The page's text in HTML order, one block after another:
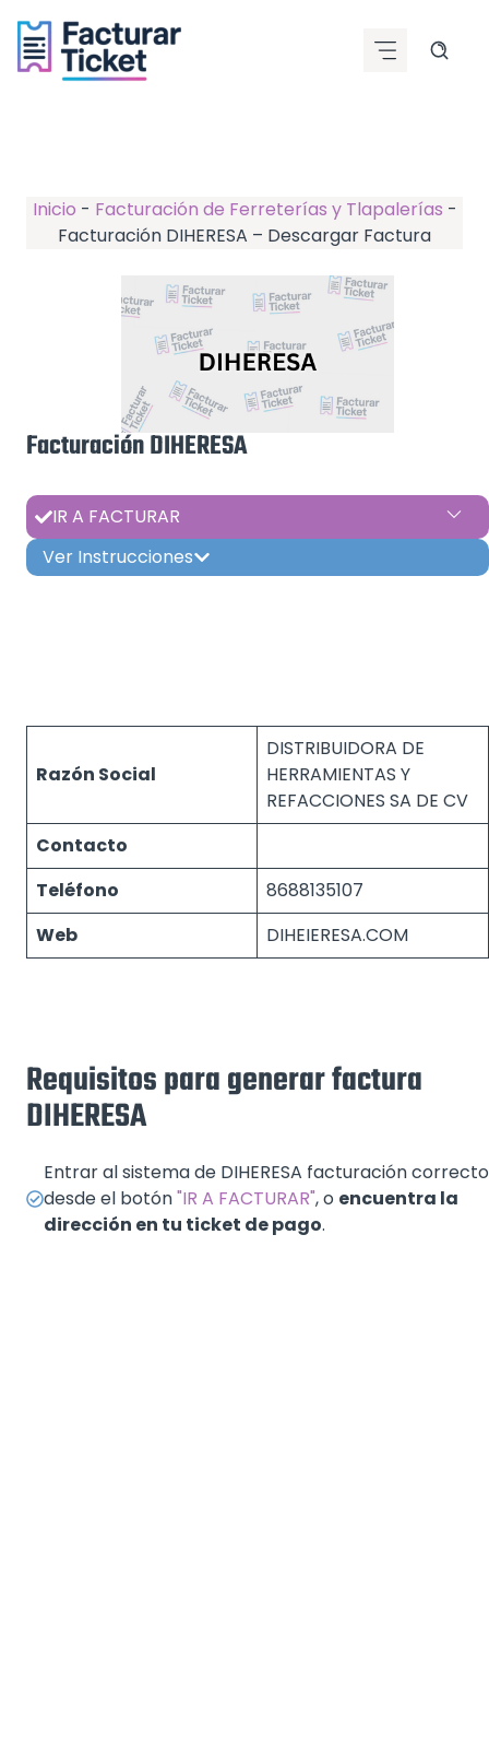
contenido
Inicio - Facturación de Ferreterías y Tlapalerías -
Facturación DIHERESA – Descargar Factura
Facturación DIHERESA
IR A FACTURAR
Ver Instrucciones
Razón Social
DISTRIBUIDORA DE
HERRAMIENTAS Y
REFACCIONES SA DE CV
Contacto
Teléfono
8688135107
Web
DIHEIERESA.COM
Requisitos para generar factura
DIHERESA
Entrar al sistema de DIHERESA facturación correcto
desde el botón"IR A FACTURAR", o encuentra la
dirección en tu ticket de pago.